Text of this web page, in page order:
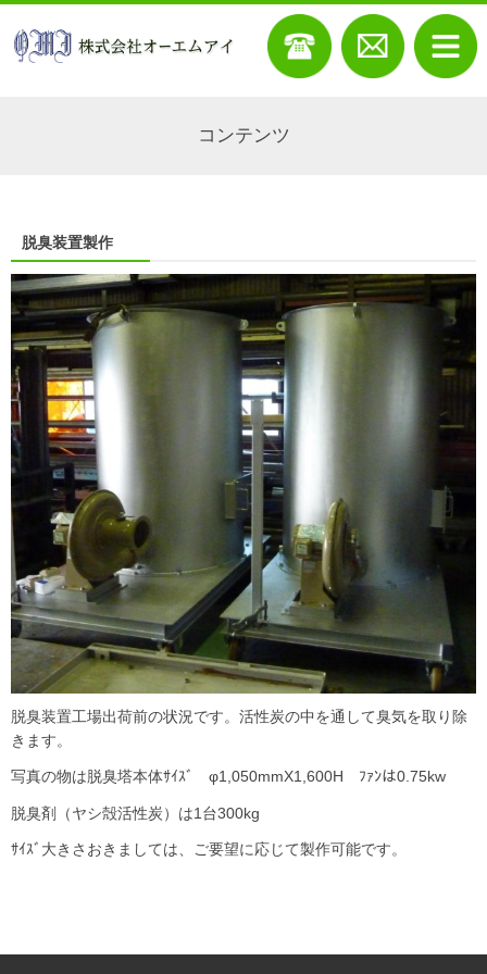
コンテンツ
脱臭装置製作
脱臭装置工場出荷前の状況です。活性炭の中を通して臭気を取り除
きます。
写真の物は脱臭塔本体ｻｲｽﾞ φ1,050mmX1,600H ﾌｧﾝは0.75kw
脱臭剤（ヤシ殻活性炭）は1台300kg
ｻｲｽﾞ大きさおきましては、ご要望に応じて製作可能です。